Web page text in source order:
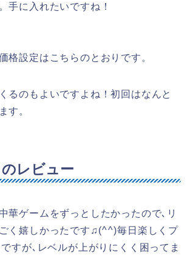
手に入れたいですね！
格設定はこちらのとおりです。
るのもよいですよね！初回はなんと
す。
レビュー
華ゲームをずっとしたかったので､リ
く嬉しかったです♫(⁠^⁠^⁠)毎日楽しくプ
すが､レベルが上がりにくく困ってま